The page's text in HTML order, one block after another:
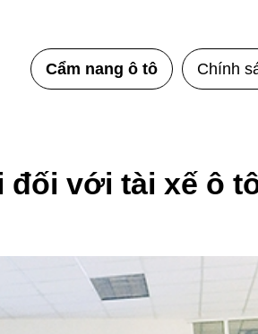
Cẩm nang ô tô Chính
đối với tài xế ô